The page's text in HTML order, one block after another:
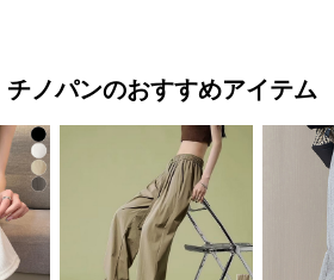
チノパンのおすすめアイテム